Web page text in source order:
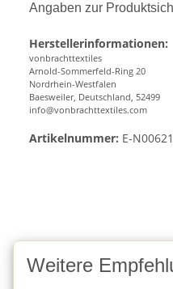
Angaben zur
Herstellerinformationen:
vonbrachttextiles
Arnold-Sommerfeld-Ring 20
Nordrhein-Westfalen
Baesweiler, Deutschland, 52499
info@vonbrachttextiles.com
Artikelnummer: E-
Weitere